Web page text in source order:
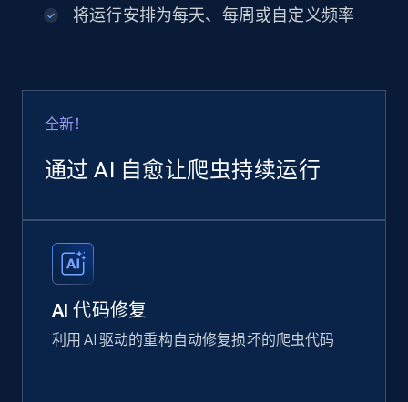
将运行安排为每天、每周或自定义频率
全新！
通过 AI 自愈让爬虫持续运行
AI 代码修复
利用 AI 驱动的重构自动修复损坏的爬虫代码